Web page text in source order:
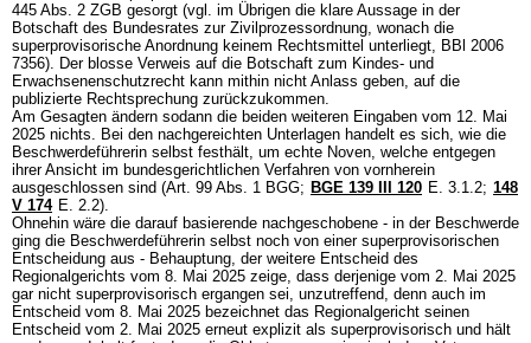
445 Abs. 2 ZGB gesorgt (vgl. im Übrigen die klare Aussage in der
Botschaft des Bundesrates zur Zivilprozessordnung, wonach die
superprovisorische Anordnung keinem Rechtsmittel unterliegt, BBl 2006
7356). Der blosse Verweis auf die Botschaft zum Kindes- und
Erwachsenenschutzrecht kann mithin nicht Anlass geben, auf die
publizierte Rechtsprechung zurückzukommen.
Am Gesagten ändern sodann die beiden weiteren Eingaben vom 12. Mai
2025 nichts. Bei den nachgereichten Unterlagen handelt es sich, wie die
Beschwerdeführerin selbst festhält, um echte Noven, welche entgegen
ihrer Ansicht im bundesgerichtlichen Verfahren von vornherein
ausgeschlossen sind (Art. 99 Abs. 1 BGG; BGE 139 III 120 E. 3.1.2; 148
V 174 E. 2.2).
Ohnehin wäre die darauf basierende nachgeschobene - in der Beschwerde
ging die Beschwerdeführerin selbst noch von einer superprovisorischen
Entscheidung aus - Behauptung, der weitere Entscheid des
Regionalgerichts vom 8. Mai 2025 zeige, dass derjenige vom 2. Mai 2025
gar nicht superprovisorisch ergangen sei, unzutreffend, denn auch im
Entscheid vom 8. Mai 2025 bezeichnet das Regionalgericht seinen
Entscheid vom 2. Mai 2025 erneut explizit als superprovisorisch und hält